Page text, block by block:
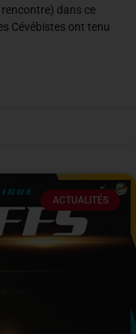
dans ce
Cévébistes ont tenu
ACTUALITÉS